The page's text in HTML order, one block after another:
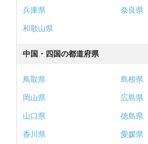
兵庫県
奈良県
和歌山県
中国・四国の都道府県
鳥取県
島根県
岡山県
広島県
山口県
徳島県
香川県
愛媛県